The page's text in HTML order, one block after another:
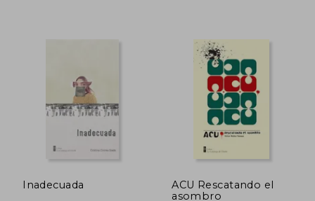
45% 45%
dcto.
Inadecuada
ACU Rescatando el
asombro